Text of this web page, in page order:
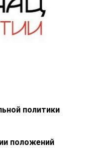
политики
положений